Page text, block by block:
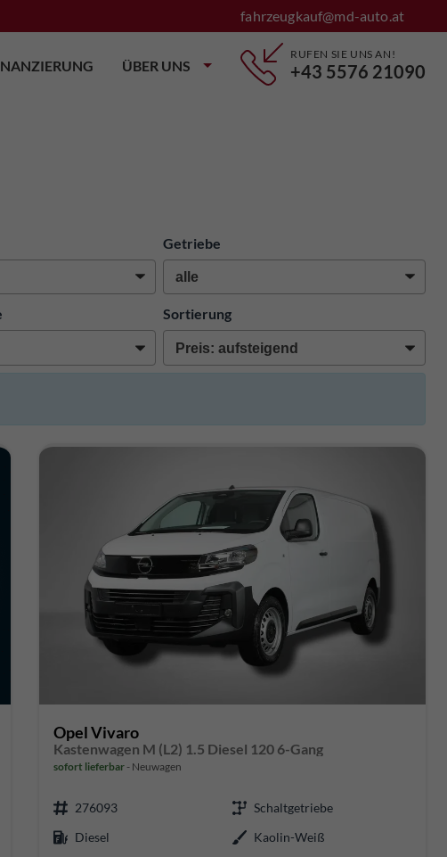
fahrzeugkauf@md-auto.at
ÜBER UNS
RUFEN SIE UNS AN!
+43 5576 21090
Getriebe
Sortierung
Opel Vivaro
Kastenwagen M (L2) 1.5 Diesel 120 6-Gang
sofort lieferbar Neuwagen
276093
Schaltgetriebe
Diesel
Kaolin-Weiß